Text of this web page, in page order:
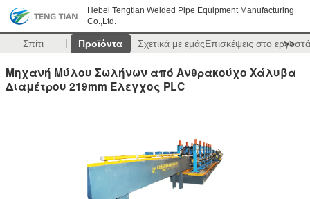
Hebei Tengtian Welded Pipe Equipment Manufacturing
Co.,Ltd.
Σπίτι Προϊόντα Σχετικά με εμάςΕπισκέψεις στο >>
Μηχανή Μύλου Σωλήνων από Ανθρακούχο Χάλυβα
Διαμέτρου 219mm Έλεγχος PLC